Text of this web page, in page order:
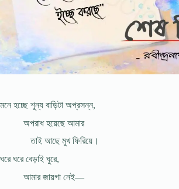
মনে হচ্ছে শূন্য বাড়িটা অপ্রসন্ন,
অপরাধ হয়েছে আমার
তাই আছে মুখ ফিরিয়ে।
ঘরে ঘরে বেড়াই ঘুরে,
আমার জায়গা নেই—